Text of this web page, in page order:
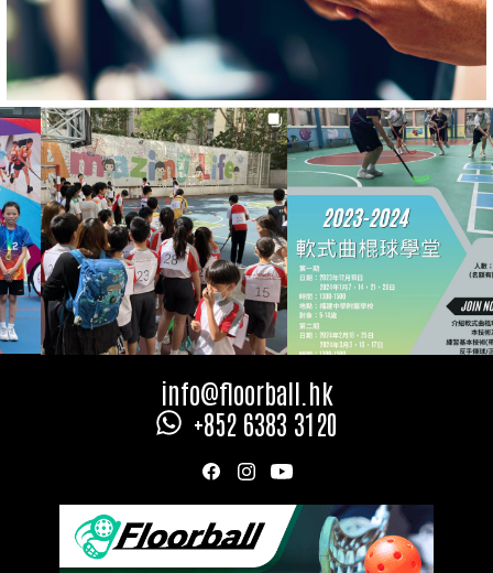
聯絡我們
Slide 2 of 2.
info@floorball.hk
+852 6383 3120